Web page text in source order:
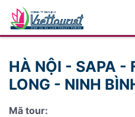
HÀ NỘI - SAPA -
LONG - NINH
Mã tour: